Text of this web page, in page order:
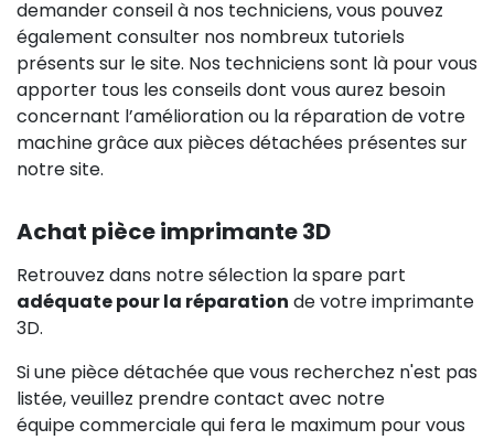
demander conseil à nos techniciens, vous pouvez
également consulter nos nombreux tutoriels
présents sur le site. Nos techniciens sont là pour vous
apporter tous les conseils dont vous aurez besoin
concernant l’amélioration ou la réparation de votre
machine grâce aux pièces détachées présentes sur
notre site.
Achat pièce imprimante 3D
Retrouvez dans notre sélection la spare part
adéquate pour la réparation de votre imprimante
3D.
Si une pièce détachée que vous recherchez n'est pas
listée, veuillez prendre contact avec notre
équipe commerciale qui fera le maximum pour vous